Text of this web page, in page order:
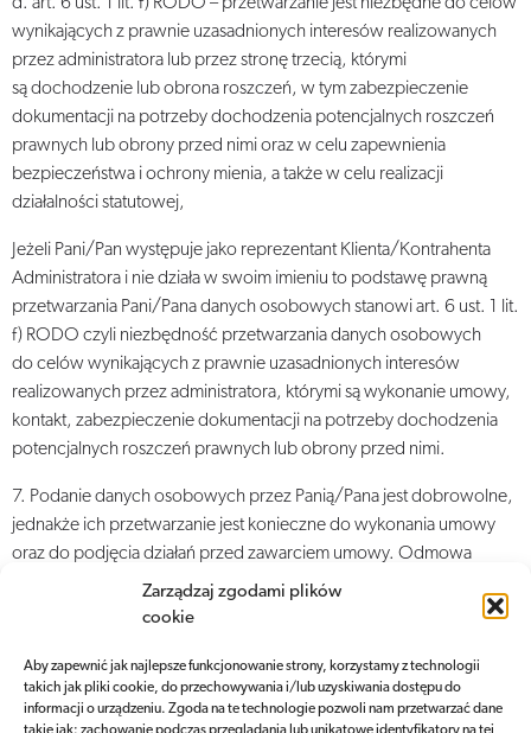
Zarządzaj zgodami plików
cookie
Aby zapewnić jak najlepsze funkcjonowanie strony, korzystamy z technologii
takich jak pliki cookie, do przechowywania i/lub uzyskiwania dostępu do
informacji o urządzeniu. Zgoda na te technologie pozwoli nam przetwarzać dane
wynikających z prawnie uzasadnionych interesów realizowanych
przez administratora lub przez stronę trzecią, którymi
są dochodzenie lub obrona roszczeń, w tym zabezpieczenie
dokumentacji na potrzeby dochodzenia potencjalnych roszczeń
prawnych lub obrony przed nimi oraz w celu zapewnienia
bezpieczeństwa i ochrony mienia, a także w celu realizacji
działalności statutowej,
Jeżeli Pani/Pan występuje jako reprezentant Klienta/Kontrahenta
Administratora i nie działa w swoim imieniu to podstawę prawną
przetwarzania Pani/Pana danych osobowych stanowi art. 6 ust. 1 lit.
f) RODO czyli niezbędność przetwarzania danych osobowych
do celów wynikających z prawnie uzasadnionych interesów
realizowanych przez administratora, którymi są wykonanie umowy,
kontakt, zabezpieczenie dokumentacji na potrzeby dochodzenia
potencjalnych roszczeń prawnych lub obrony przed nimi.
7. Podanie danych osobowych przez Panią/Pana jest dobrowolne,
jednakże ich przetwarzanie jest konieczne do wykonania umowy
oraz do podjęcia działań przed zawarciem umowy. Odmowa
podania danych osobowych skutkować będzie utrudnieniem,
a nawet uniemożliwieniem zawarcia i realizacji umowy lub podjęcia
Podanie danych osobowych w celach informacyjnych
i marketingowych również jest dobrowolne, jednakże odmowa